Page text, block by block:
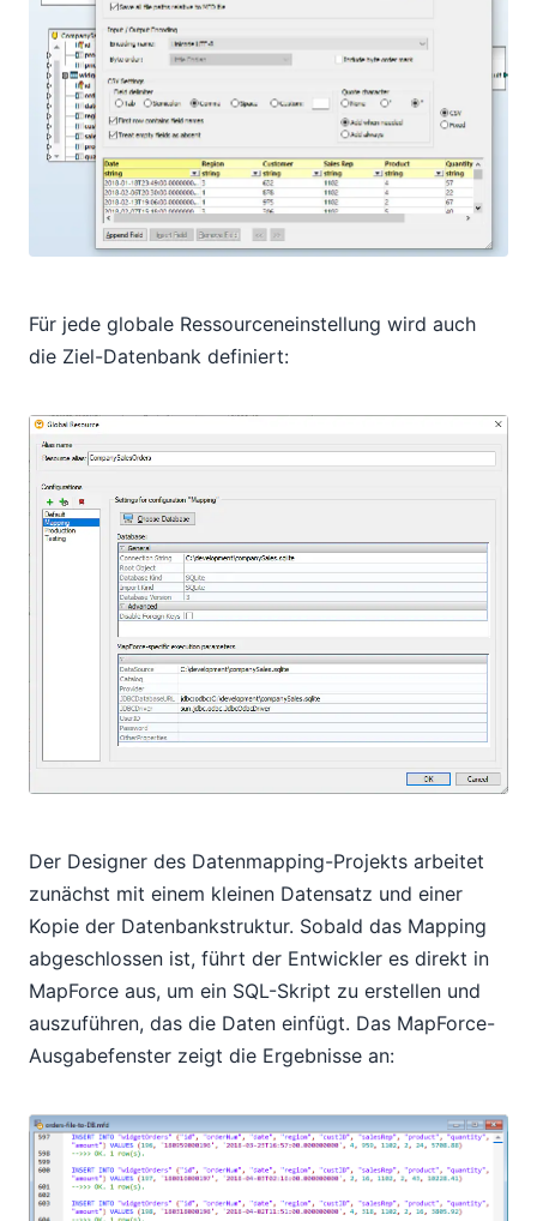
Für jede globale Ressourceneinstellung wird auch
die Ziel-Datenbank definiert:
Der Designer des Datenmapping-Projekts arbeitet
zunächst mit einem kleinen Datensatz und einer
Kopie der Datenbankstruktur. Sobald das Mapping
abgeschlossen ist, führt der Entwickler es direkt in
MapForce aus, um ein SQL-Skript zu erstellen und
auszuführen, das die Daten einfügt. Das MapForce-
Ausgabefenster zeigt die Ergebnisse an: